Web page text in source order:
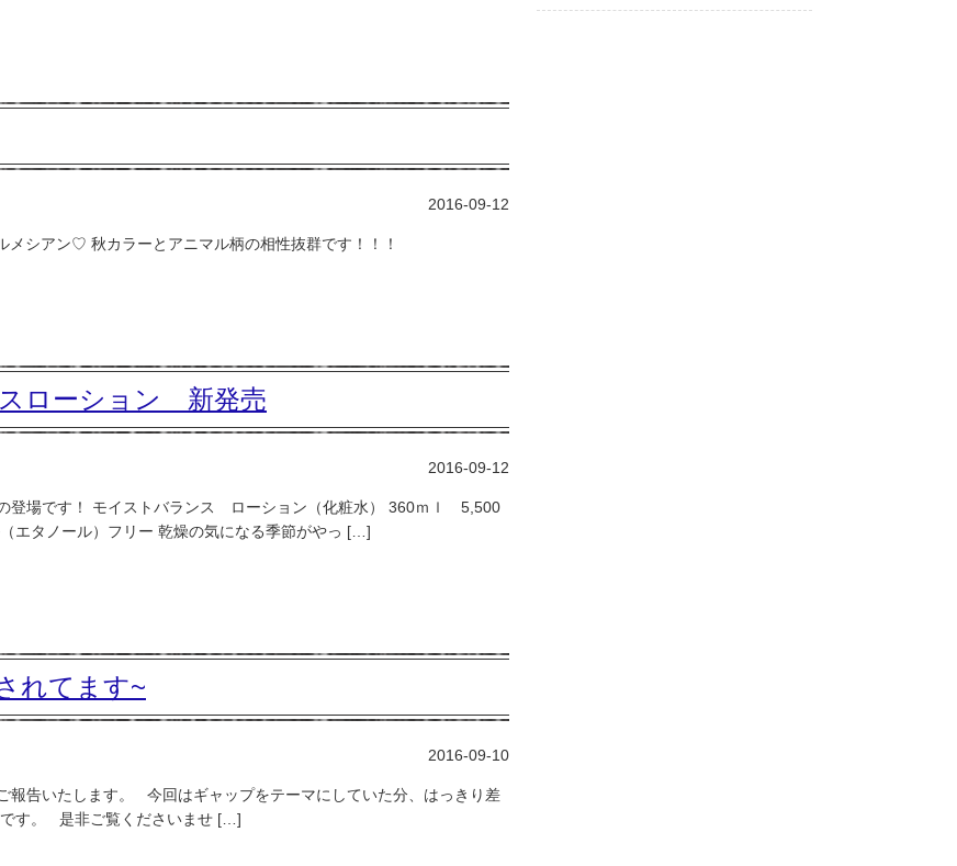
2016-09-12
メシアン♡ 秋カラーとアニマル柄の相性抜群です！！！
ローション 新発売
2016-09-12
登場です！ モイストバランス ローション（化粧水） 360ｍｌ 5,500
エタノール）フリー 乾燥の気になる季節がやっ […]
れてます~
2016-09-10
報告いたします。 今回はギャップをテーマにしていた分、はっきり差
です。 是非ご覧くださいませ […]